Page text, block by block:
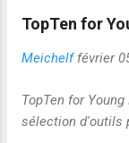
entre jeux,
internet actu sur
? Coïncidence ?
cerveau-objet-
pour-en-avoir/ A
TopTen for
Meichelf février
TopTen for
sélection d'outils